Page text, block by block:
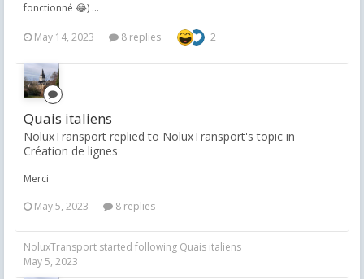
fonctionné 😂) ...
May 14, 2023 8 replies 2
Quais italiens
NoluxTransport replied to NoluxTransport's topic in
Création de lignes
Merci
May 5, 2023
8 replies
NoluxTransport started following Quais italiens
May 5, 2023